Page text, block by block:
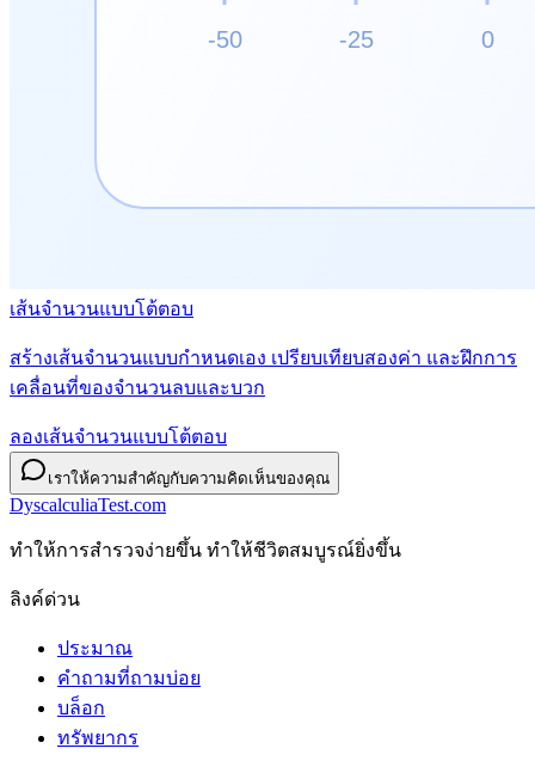
เส้นจำนวนแบบโต้ตอบ
สร้างเส้นจำนวนแบบกำหนดเอง เปรียบเทียบสองค่า และฝึกการ
เคลื่อนที่ของจำนวนลบและบวก
ลองเส้นจำนวนแบบโต้ตอบ
เราให้ความสำคัญกับความคิดเห็นของคุณ
DyscalculiaTest.com
ทําให้การสํารวจง่ายขึ้น ทําให้ชีวิตสมบูรณ์ยิ่งขึ้น
ลิงค์ด่วน
ประมาณ
คำถามที่ถามบ่อย
บล็อก
ทรัพยากร